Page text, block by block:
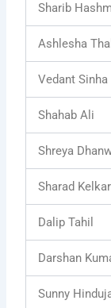
Sharib
Ashlesha
Vedant Sinha
Shahab Ali
Shreya
Sharad Kelkar
Dalip Tahil
Darshan
Sunny